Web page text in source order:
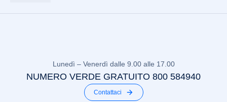
Lunedì – Venerdì dalle 9.00 alle 17.00
NUMERO VERDE GRATUITO 800 584940
Contattaci